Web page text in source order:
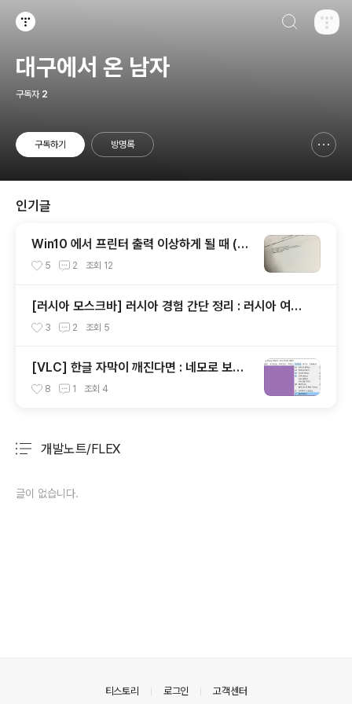
대구에서 온 남자
구독자 2
구독하기 방명록
인기글
Win10 에서 프린터 출력 이상하게 될 때 (@
PJL COMMENT)
5 2 조회 12
[러시아 모스크바] 러시아 경험 간단 정리 : 러시아 여행
팁 3 2 조회 5
[VLC] 한글 자막이 깨진다면 : 네모로 보이
거나 (SMI 고질병)
8 1 조회 4
개발노트/FLEX
글이 없습니다.
티스토리 로그인 고객센터